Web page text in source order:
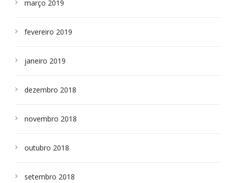
março 2019
fevereiro 2019
janeiro 2019
dezembro 2018
novembro 2018
outubro 2018
setembro 2018